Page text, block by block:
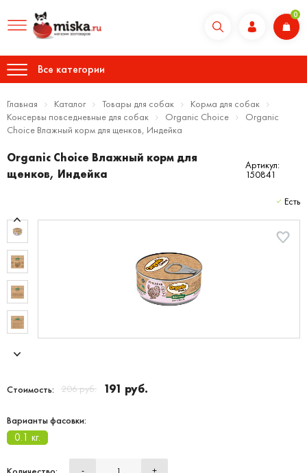
0
Все категории
Главная Каталог Товары для собак
Корма для собак
Консервы повседневные для собак
Organic Choice
Organic
Сhoice Влажный корм для щенков, Индейка
Organic Сhoice Влажный корм для
щенков, Индейка
Артикул:
150841
Есть
Стоимость: 206 руб. 191 руб.
Варианты фасовки:
0.1 кг.
- +